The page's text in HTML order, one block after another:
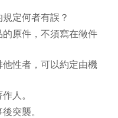
定何者有誤？
原件，不須寫在徵件
性者，可以約定由機
人。
突襲。